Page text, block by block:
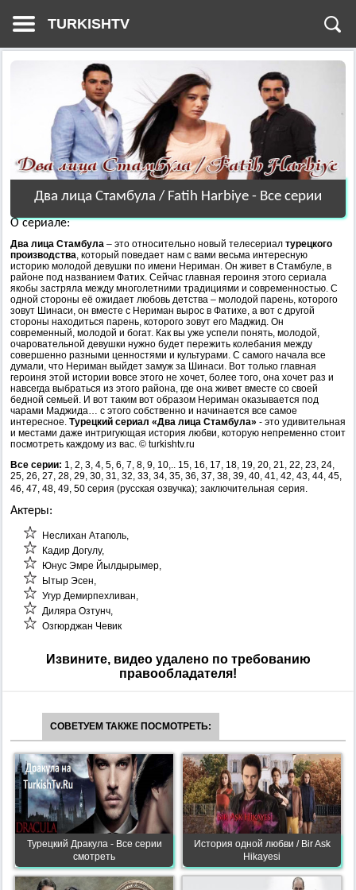
TURKISHTV
Два лица Стамбула / Fatih Нarbiye - Все серии
О сериале:
Два лица Стамбула – это относительно новый телесериал турецкого
производства, который поведает нам с вами весьма интересную
историю молодой девушки по имени Нериман. Он живет в Стамбуле, в
районе под названием Фатих. Сейчас главная героиня этого сериала
якобы застряла между многолетними традициями и современностью. С
одной стороны её ожидает любовь детства – молодой парень, которого
зовут Шинаси, он вместе с Нериман вырос в Фатихе, а вот с другой
стороны находиться парень, которого зовут его Маджид. Он
современный, молодой и богат. Как вы уже успели понять, молодой,
очаровательной девушки нужно будет пережить колебания между
совершенно разными ценностями и культурами. С самого начала все
думали, что Нериман выйдет замуж за Шинаси. Вот только главная
героиня этой истории вовсе этого не хочет, более того, она хочет раз и
навсегда выбраться из этого района, где она живет вместе со своей
бедной семьей. И вот таким вот образом Нериман оказывается под
чарами Маджида… с этого собственно и начинается все самое
интересное. Турецкий сериал «Два лица Стамбула» - это удивительная
и местами даже интригующая история любви, которую непременно стоит
посмотреть каждому из вас. © turkishtv.ru
Все серии: 1, 2, 3, 4, 5, 6, 7, 8, 9, 10,.. 15, 16, 17, 18, 19, 20, 21, 22, 23, 24,
25, 26, 27, 28, 29, 30, 31, 32, 33, 34, 35, 36, 37, 38, 39, 40, 41, 42, 43, 44, 45,
46, 47, 48, 49, 50 серия (русская озвучка); заключительная серия.
Актеры:
Неслихан Атагюль,
Кадир Догулу,
Юнус Эмре Йылдырымер,
Ытыр Эсен,
Угур Демирпехливан,
Диляра Озтунч,
Озгюрджан Чевик
Извините, видео удалено по требованию
правообладателя!
СОВЕТУЕМ ТАКЖЕ ПОСМОТРЕТЬ:
Турецкий Дракула - Все серии
смотреть
История одной любви / Bir Ask
Hikayesi